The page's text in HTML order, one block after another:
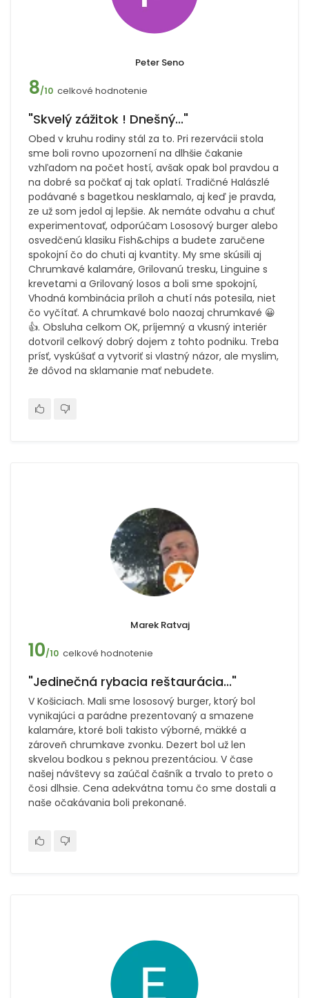
Peter Seno
8/10 celkové hodnotenie
"Skvelý zážitok ! Dnešný..."
Obed v kruhu rodiny stál za to. Pri rezervácii stola
sme boli rovno upozornení na dlhšie čakanie
vzhľadom na počet hostí, avšak opak bol pravdou a
na dobré sa počkať aj tak oplatí. Tradičné Halászlé
podávané s bagetkou nesklamalo, aj keď je pravda,
ze už som jedol aj lepšie. Ak nemáte odvahu a chuť
experimentovať, odporúčam Lososový burger alebo
osvedčenú klasiku Fish&chips a budete zaručene
spokojní čo do chuti aj kvantity. My sme skúsili aj
Chrumkavé kalamáre, Grilovanú tresku, Linguine s
krevetami a Grilovaný losos a boli sme spokojní,
Vhodná kombinácia príloh a chutí nás potesila, niet
čo vyčítať. A chrumkavé bolo naozaj chrumkavé 😀
👍. Obsluha celkom OK, príjemný a vkusný interiér
dotvoril celkový dobrý dojem z tohto podniku. Treba
prísť, vyskúšať a vytvoriť si vlastný názor, ale myslim,
že dôvod na sklamanie mať nebudete.
Marek Ratvaj
10/10 celkové hodnotenie
"Jedinečná rybacia reštaurácia..."
V Košiciach. Mali sme lososový burger, ktorý bol
vynikajúci a parádne prezentovaný a smazene
kalamáre, ktoré boli takisto výborné, mäkké a
zároveň chrumkave zvonku. Dezert bol už len
skvelou bodkou s peknou prezentáciou. V čase
našej návštevy sa zaúčal čašník a trvalo to preto o
čosi dlhsie. Cena adekvátna tomu čo sme dostali a
naše očakávania boli prekonané.